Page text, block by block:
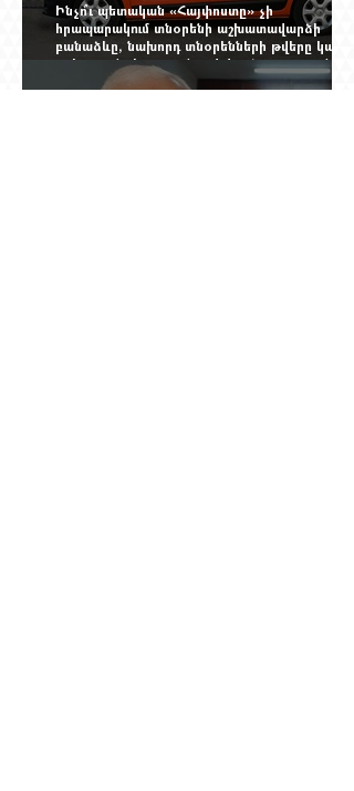
Ինչո՞ւ պետական «Հայփոստը» չի
հրապարակում տնօրենի աշխատավարձի
բանաձևը, նախորդ տնօրենների թվերը կամ
աշխատանքի արդյունքով վարձատրությունը
փոխելու կանոնը